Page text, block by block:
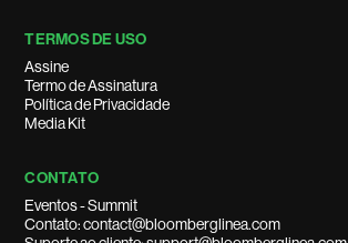
TERMOS DE USO
Assine
Termo de Assinatura
Política de Privacidade
Media Kit
CONTATO
Eventos - Summit
Contato: contact@bloomberglinea.com